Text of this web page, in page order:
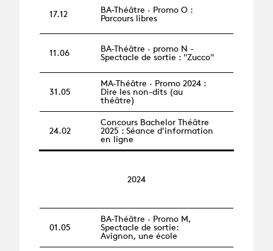
17.12
BA-Théâtre · Promo O :
Parcours libres
11.06
BA-Théâtre · promo N -
Spectacle de sortie : "Zucco"
31.05
MA-Théâtre · Promo 2024 :
Dire les non-dits (au
théâtre)
24.02
Concours Bachelor Théâtre
2025 : Séance d'information
en ligne
2024
01.05
BA-Théâtre · Promo M,
Spectacle de sortie:
Avignon, une école